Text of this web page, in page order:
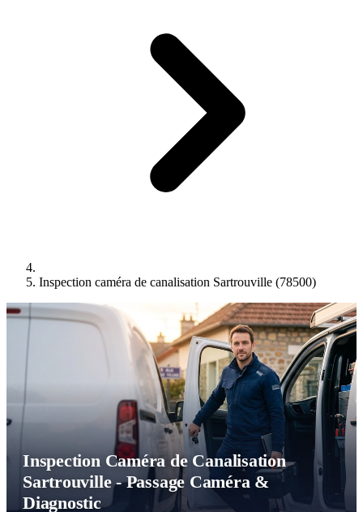
Inspection caméra de canalisation Sartrouville (78500)
Inspection Caméra de Canalisation
Sartrouville - Passage Caméra &
Diagnostic